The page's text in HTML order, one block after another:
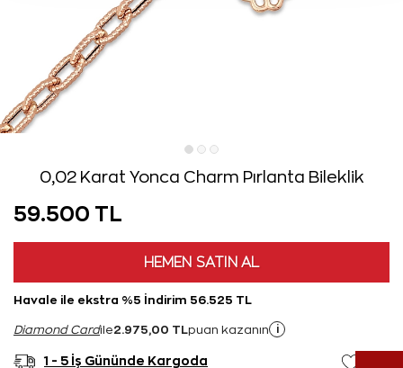
0,02 Karat Yonca Charm Pırlanta Bileklik
59.500 TL
HEMEN SATIN AL
Havale ile ekstra %5 İndirim 56.525 TL
Diamond Cardile2.975,00 TL puan kazanın i
1 - 5 İş Gününde Kargoda